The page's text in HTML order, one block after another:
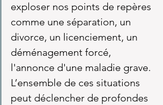
exploser nos points de repères
comme une séparation, un
divorce, un licenciement, un
déménagement forcé,
l'annonce d'une maladie grave.
L’ensemble de ces situations
peut déclencher de profondes